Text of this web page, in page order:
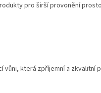
pro širší provonění
vůni, která zpříjemní a zkvalitní